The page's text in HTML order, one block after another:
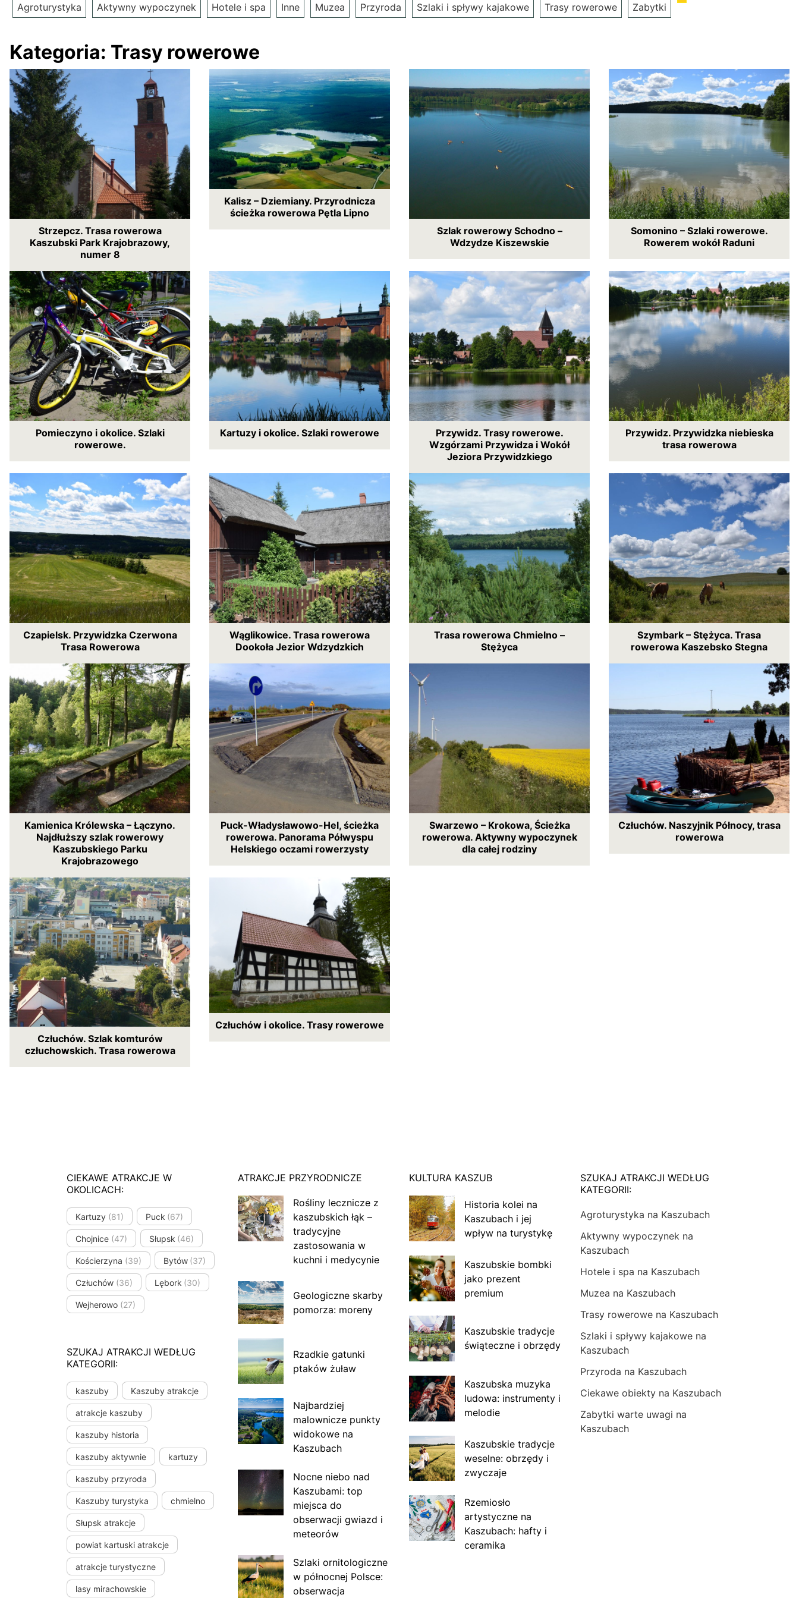
Agroturystyka Aktywny wypoczynek Hotele i spa Inne Muzea Przyroda Szlaki i spływy kajakowe Trasy rowerowe Zabytki
Kategoria: Trasy rowerowe
Strzepcz. Trasa rowerowa
Kaszubski Park Krajobrazowy,
numer 8
Kalisz – Dziemiany. Przyrodnicza
ścieżka rowerowa Pętla Lipno
Szlak rowerowy Schodno –
Wdzydze Kiszewskie
Somonino – Szlaki rowerowe.
Rowerem wokół Raduni
Pomieczyno i okolice. Szlaki
rowerowe.
Kartuzy i okolice. Szlaki rowerowe
Przywidz. Trasy rowerowe.
Wzgórzami Przywidza i Wokół
Jeziora Przywidzkiego
Przywidz. Przywidzka niebieska
trasa rowerowa
Czapielsk. Przywidzka Czerwona
Trasa Rowerowa
Wąglikowice. Trasa rowerowa
Dookoła Jezior Wdzydzkich
Trasa rowerowa Chmielno –
Stężyca
Szymbark – Stężyca. Trasa
rowerowa Kaszebsko Stegna
Kamienica Królewska – Łączyno.
Najdłuższy szlak rowerowy
Kaszubskiego Parku
Krajobrazowego
Puck-Władysławowo-Hel, ścieżka
rowerowa. Panorama Półwyspu
Helskiego oczami rowerzysty
Swarzewo – Krokowa, Ścieżka
rowerowa. Aktywny wypoczynek
dla całej rodziny
Człuchów. Naszyjnik Północy, trasa
rowerowa
Człuchów. Szlak komturów
człuchowskich. Trasa rowerowa
Człuchów i okolice. Trasy rowerowe
CIEKAWE ATRAKCJE W
OKOLICACH:
Kartuzy (81) Puck (67)
Chojnice (47) Słupsk (46)
Kościerzyna (39) Bytów (37)
Człuchów (36) Lębork (30)
Wejherowo (27)
SZUKAJ ATRAKCJI WEDŁUG
KATEGORII:
kaszuby Kaszuby atrakcje
atrakcje kaszuby
kaszuby historia
kaszuby aktywnie kartuzy
kaszuby przyroda
Kaszuby turystyka chmielno
Słupsk atrakcje
powiat kartuski atrakcje
atrakcje turystyczne
lasy mirachowskie
ATRAKCJE PRZYRODNICZE
Rośliny lecznicze z
kaszubskich łąk –
tradycyjne
zastosowania w
kuchni i medycynie
Geologiczne skarby
pomorza: moreny
Rzadkie gatunki
ptaków żuław
Najbardziej
malownicze punkty
widokowe na
Kaszubach
Nocne niebo nad
Kaszubami: top
miejsca do
obserwacji gwiazd i
meteorów
Szlaki ornitologiczne
w północnej Polsce:
obserwacja
KULTURA KASZUB
Historia kolei na
Kaszubach i jej
wpływ na turystykę
Kaszubskie bombki
jako prezent
premium
Kaszubskie tradycje
świąteczne i obrzędy
Kaszubska muzyka
ludowa: instrumenty i
melodie
Kaszubskie tradycje
weselne: obrzędy i
zwyczaje
Rzemiosło
artystyczne na
Kaszubach: hafty i
ceramika
SZUKAJ ATRAKCJI WEDŁUG
KATEGORII:
Agroturystyka na Kaszubach
Aktywny wypoczynek na
Kaszubach
Hotele i spa na Kaszubach
Muzea na Kaszubach
Trasy rowerowe na Kaszubach
Szlaki i spływy kajakowe na
Kaszubach
Przyroda na Kaszubach
Ciekawe obiekty na Kaszubach
Zabytki warte uwagi na
Kaszubach